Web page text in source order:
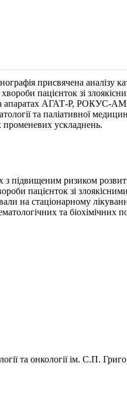
присвячена аналізу
пацієнток зі
апаратах АГАТ-Р, РОКУС-
та паліативної
променевих ускладнень.
підвищеним ризиком
пацієнток зі
стаціонарному лікуванні
та біохімічних
та онкології ім. С.П.